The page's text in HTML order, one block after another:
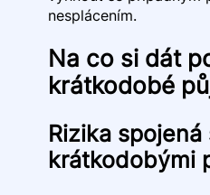
nesplácením.
Na co si dát
krátkodobé
Rizika spojená
krátkodobými